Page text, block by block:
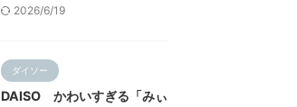
2026/6/19
ダイソー
DAISO かわいすぎる「みぃ